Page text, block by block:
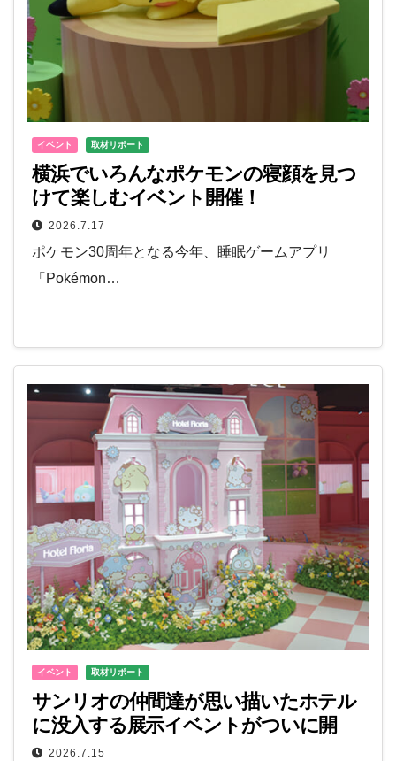
イベント 取材リポート
横浜でいろんなポケモンの寝顔を見つ
けて楽しむイベント開催！
2026.7.17
ポケモン30周年となる今年、睡眠ゲームアプリ
「Pokémon…
イベント 取材リポート
サンリオの仲間達が思い描いたホテル
に没入する展示イベントがついに開
催！2026.7.15